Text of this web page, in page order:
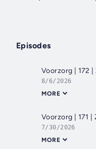
Episodes
8/6/2026
MORE
7/30/2026
MORE